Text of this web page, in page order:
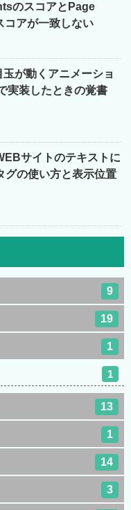
のスコアとPage
アが一致しない
が動くアニメーショ
実装したときの覚書
サイトのテキストに
グの使い方と表示位置
9
19
1
1
13
1
14
3